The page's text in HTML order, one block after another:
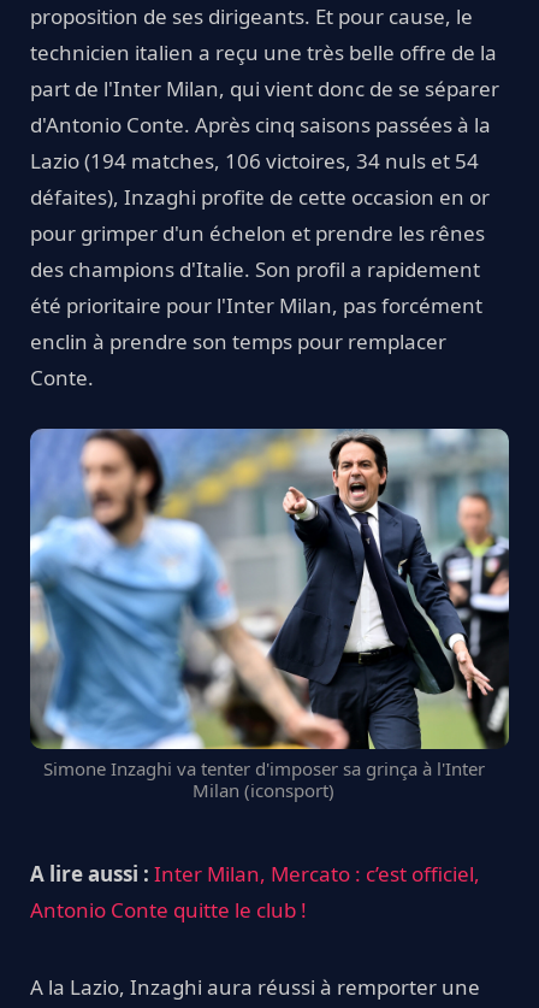
proposition de ses dirigeants. Et pour cause, le
technicien italien a reçu une très belle offre de la
part de l'Inter Milan, qui vient donc de se séparer
d'Antonio Conte. Après cinq saisons passées à la
Lazio (194 matches, 106 victoires, 34 nuls et 54
défaites), Inzaghi profite de cette occasion en or
pour grimper d'un échelon et prendre les rênes
des champions d'Italie. Son profil a rapidement
été prioritaire pour l'Inter Milan, pas forcément
enclin à prendre son temps pour remplacer
Conte.
Simone Inzaghi va tenter d'imposer sa grinça à l'Inter
Milan (iconsport)
A lire aussi : Inter Milan, Mercato : c’est officiel,
Antonio Conte quitte le club !
A la Lazio, Inzaghi aura réussi à remporter une